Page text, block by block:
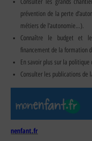
Consulter les grands
prévention de la perte
métiers de l’autonomie…).
Connaître le budget et le
financement de la formation
En savoir plus sur la politique
Consulter les publications de
nenfant.fr